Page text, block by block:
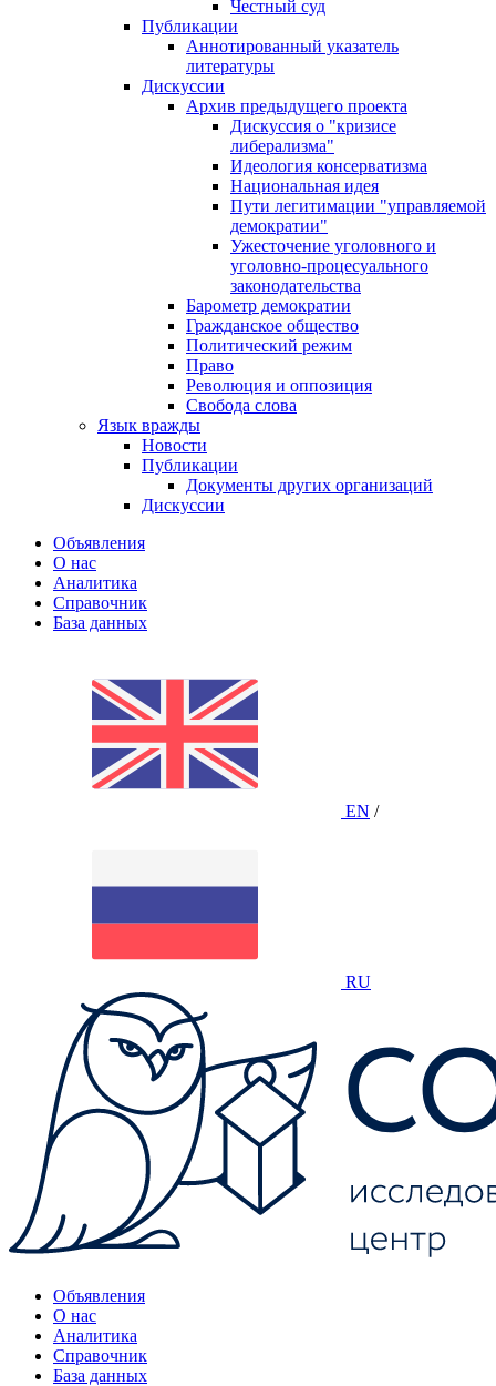
Честный суд
Публикации
Аннотированный указатель
литературы
Дискуссии
Архив предыдущего проекта
Дискуссия о "кризисе
либерализма"
Идеология консерватизма
Национальная идея
Пути легитимации "управляемой
демократии"
Ужесточение уголовного и
уголовно-процесуального
законодательства
Барометр демократии
Гражданское общество
Политический режим
Право
Революция и оппозиция
Свобода слова
Язык вражды
Новости
Публикации
Документы других организаций
Дискуссии
Объявления
О нас
Аналитика
Справочник
База данных
EN /
RU
Объявления
О нас
Аналитика
Справочник
База данных